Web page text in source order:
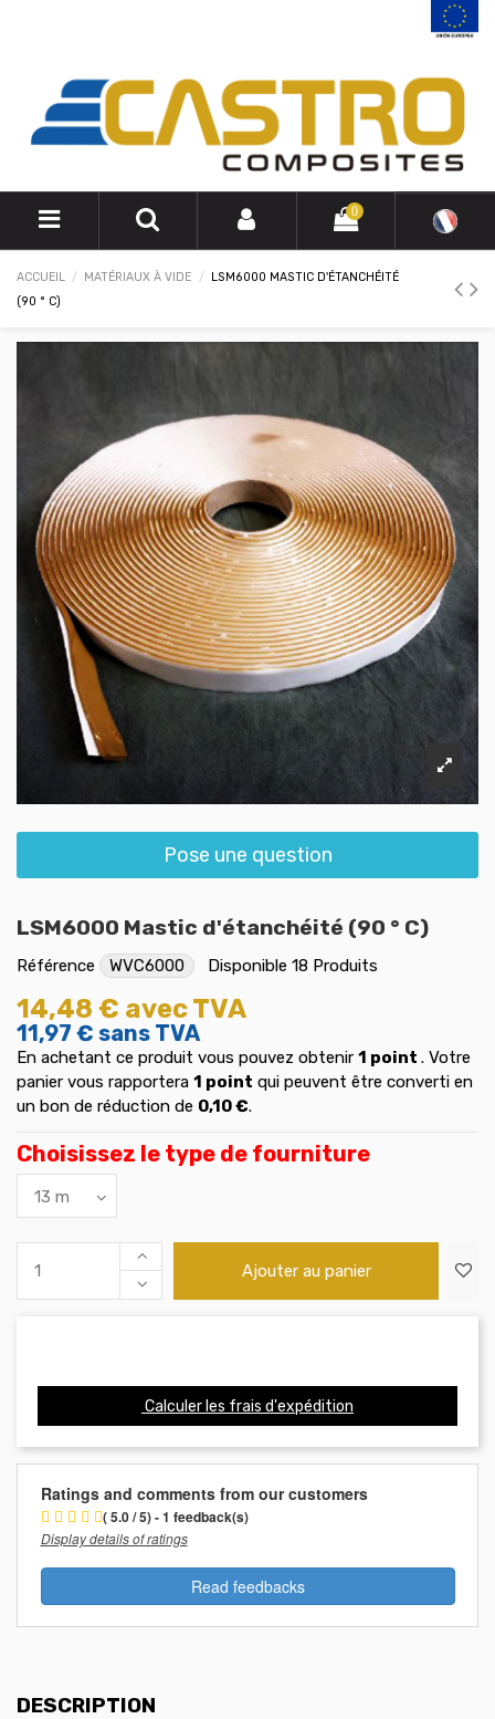
0
ACCUEIL MATÉRIAUX À VIDE
LSM6000 MASTIC D'ÉTANCHÉITÉ
(90 ° C)
Pose une question
LSM6000 Mastic d'étanchéité (90 ° C)
Référence WVC6000 Disponible 18 Produits
14,48 € avec TVA
11,97 € sans TVA
En achetant ce produit vous pouvez obtenir 1 point . Votre
panier vous rapportera 1 point qui peuvent être converti en
un bon de réduction de 0,10 €.
Choisissez le type de fourniture
Ajouter au panier
Calculer les frais d'expédition
Ratings and comments from our customers
( 5.0 / 5) - 1 feedback(s)
Display details of ratings
Read feedbacks
DESCRIPTION